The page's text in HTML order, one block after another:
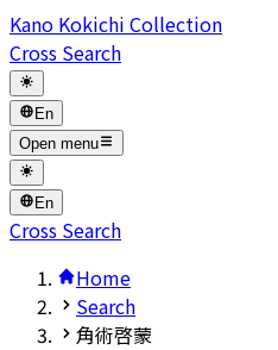
Kano Kokichi Collection
Cross Search
En
Open menu
En
Cross Search
Home
Search
角術啓蒙